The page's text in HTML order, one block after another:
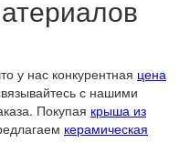
у нас конкурентная цена
с нашими
Покупая крыша из
керамическая